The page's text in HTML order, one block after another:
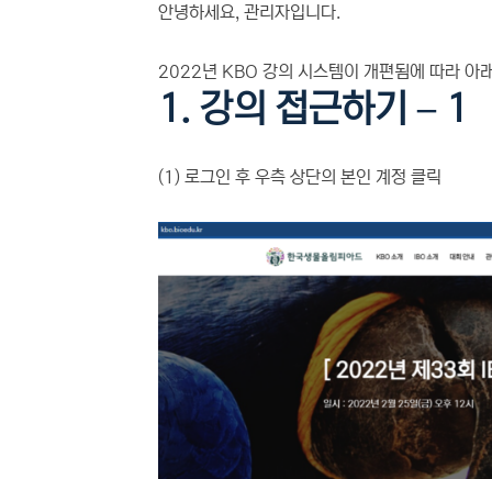
안녕하세요, 관리자입니다.
2022년 KBO 강의 시스템이 개편됨에 따라 아
1. 강의 접근하기 – 1
(1) 로그인 후 우측 상단의 본인 계정 클릭